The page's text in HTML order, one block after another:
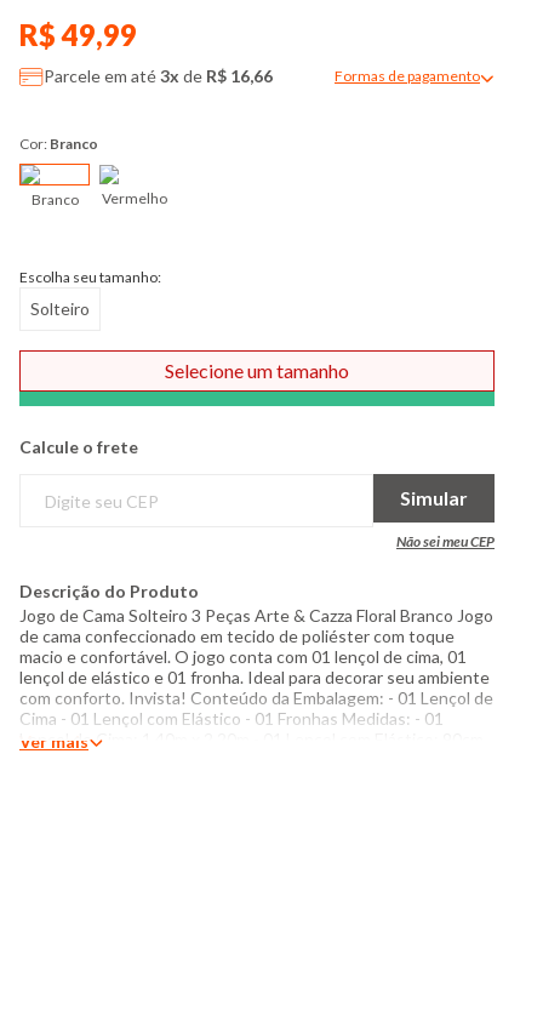
R$ 49,99
Parcele em até3x de R$ 16,66 Formas de pagamento
Cor: Branco
Branco Vermelho
Escolha seu tamanho:
Solteiro
Comprar
Selecione um tamanho
Calcule o frete
Simular
Não sei meu CEP
Descrição do Produto
Jogo de Cama Solteiro 3 Peças Arte & Cazza Floral Branco Jogo
de cama confeccionado em tecido de poliéster com toque
macio e confortável. O jogo conta com 01 lençol de cima, 01
lençol de elástico e 01 fronha. Ideal para decorar seu ambiente
com conforto. Invista! Conteúdo da Embalagem: - 01 Lençol de
Cima - 01 Lençol com Elástico - 01 Fronhas Medidas: - 01
Lençol de Cima: 1,40m x 2,20m - 01 Lençol com Elástico: 90cm
Ver mais